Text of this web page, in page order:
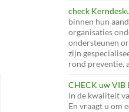
check
binnen hun
organisaties
ondersteunen
zijn
rond preventie,
CHECK uw VIB
in de kwaliteit
En vraagt u om